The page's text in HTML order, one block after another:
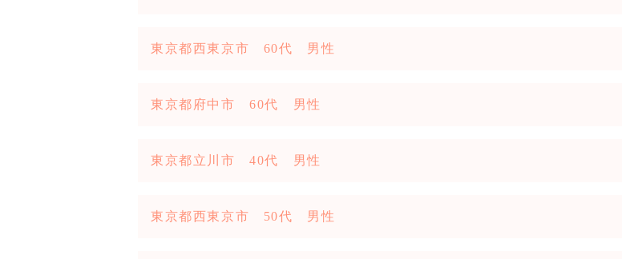
東京都西東京市 60代 男性
東京都府中市 60代 男性
東京都立川市 40代 男性
東京都西東京市 50代 男性